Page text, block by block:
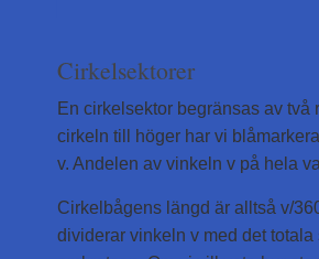
Cirkelsektorer
En cirkelsektor begränsas av två
cirkeln till höger har vi
v. Andelen av vinkeln v på hela
Cirkelbågens längd är alltså v/
dividerar vinkeln v med det